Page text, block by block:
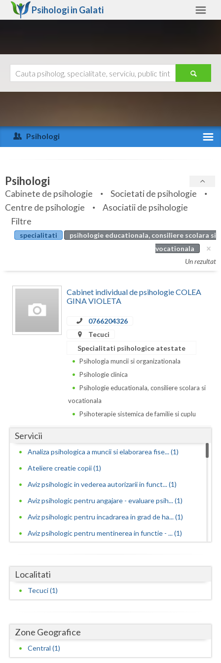
Psihologi in Galati
Arad
Arges
Bihor
Bistrita-Nasaud
Botosani
Bucuresti
Buzau
Dolj
Galati
Giurgiu
Gorj
Hunedoara
Iasi
Ilfov
Mehedinti
Ajutor
Psihologi
Specialitati
Servicii
Articole
Evenimente
Psihologi
Cabinete de psihologie
Societati de psihologie
Centre de psihologie
Asociatii de psihologie
Filtre
specialitati
psihologie educationala, consiliere scolara si
vocationala
Un rezultat
Cabinet individual de psihologie COLEA
GINA VIOLETA
0766204326
Tecuci
Specialitati psihologice atestate
Psihologia muncii si organizationala
Psihologie clinica
Psihologie educationala, consiliere scolara si
vocationala
Psihoterapie sistemica de familie si cuplu
Servicii
Analiza psihologica a muncii si elaborarea fise... (1)
Ateliere creatie copii (1)
Aviz psihologic in vederea autorizarii in funct... (1)
Aviz psihologic pentru angajare - evaluare psih... (1)
Aviz psihologic pentru incadrarea in grad de ha... (1)
Aviz psihologic pentru mentinerea in functie - ... (1)
Avize psihologice necesare la angajare si menti... (1)
Consiliere psihologica (1)
Consiliere psihologica pentru dezvoltare personala
Consiliere psihologica pentru persoane dependen...
Localitati
Tecuci (1)
Zone Geografice
Central (1)